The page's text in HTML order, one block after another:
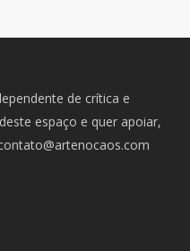
de crítica e
espaço e quer apoiar,